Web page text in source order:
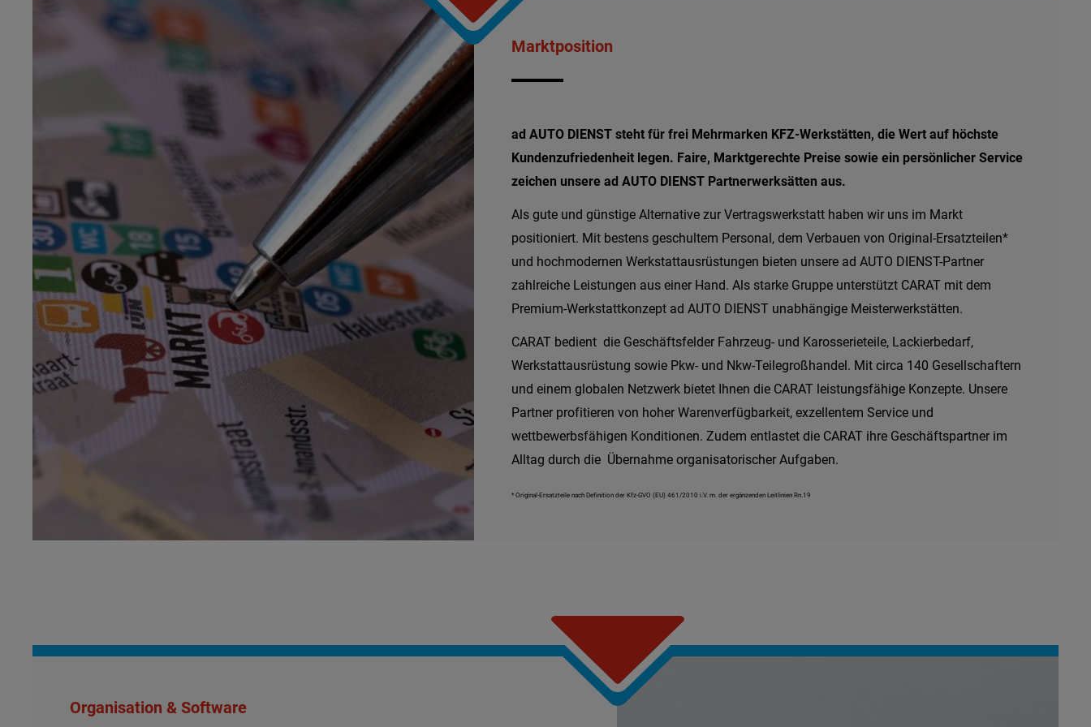
Marktposition
ad AUTO DIENST steht für frei Mehrmarken KFZ-Werkstätten, die Wert auf höchste
Kundenzufriedenheit legen. Faire, Marktgerechte Preise sowie ein persönlicher Service
zeichen unsere ad AUTO DIENST Partnerwerksätten aus.
Als gute und günstige Alternative zur Vertragswerkstatt haben wir uns im Markt
positioniert. Mit bestens geschultem Personal, dem Verbauen von Original-Ersatzteilen*
und hochmodernen Werkstattausrüstungen bieten unsere ad AUTO DIENST-Partner
zahlreiche Leistungen aus einer Hand. Als starke Gruppe unterstützt CARAT mit dem
Premium-Werkstattkonzept ad AUTO DIENST unabhängige Meisterwerkstätten.
CARAT bedient die Geschäftsfelder Fahrzeug- und Karosserieteile, Lackierbedarf,
Werkstattausrüstung sowie Pkw- und Nkw-Teilegroßhandel. Mit circa 140 Gesellschaftern
und einem globalen Netzwerk bietet Ihnen die CARAT leistungsfähige Konzepte. Unsere
Partner profitieren von hoher Warenverfügbarkeit, exzellentem Service und
wettbewerbsfähigen Konditionen. Zudem entlastet die CARAT ihre Geschäftspartner im
Alltag durch die Übernahme organisatorischer Aufgaben.
* Original-Ersatzteile nach Definition der Kfz-GVO (EU) 461/2010 i.V. m. der ergänzenden Leitlinien Rn.19
Organisation & Software